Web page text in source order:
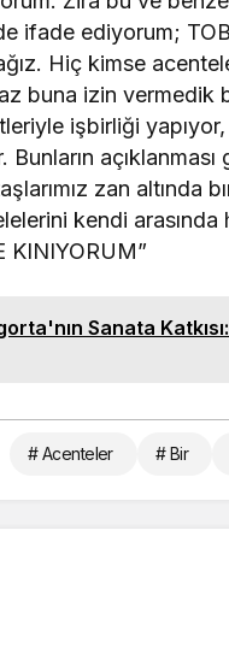
ifade ediyorum;
Hiç kimse
buna izin vermedik
işbirliği
zan altında
kendi arasında
KINIYORUM”
Sanata
# Acenteler # Bir